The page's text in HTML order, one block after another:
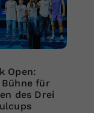
Open:
für
des Drei